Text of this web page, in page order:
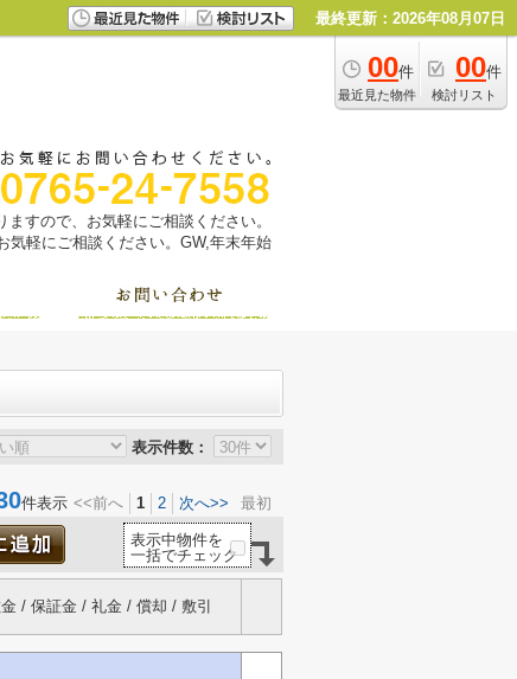
最終更新：2026年08月07日
00件
最近見た物件
00件
検討リスト
すので、お気軽にご相談ください。
軽にご相談ください。GW,年末年始
表示件数：
件表示 <<前へ 1 2 次へ>> 最初
表示中物件を
一括でチェック
/ 保証金 / 礼金 / 償却 / 敷引